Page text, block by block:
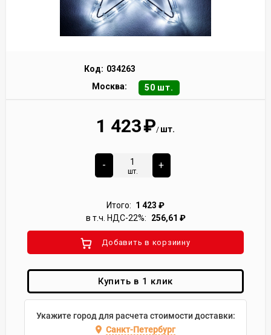
Код: 034263
Москва:
50 шт.
1 423₽/ шт.
-
шт.
+
Итого: 1 423 ₽
в т.ч. НДС-22%:
256,61 ₽
Добавить в корзиину
Купить в 1 клик
Укажите город для расчета стоимости доставки:
Санкт-Петербург